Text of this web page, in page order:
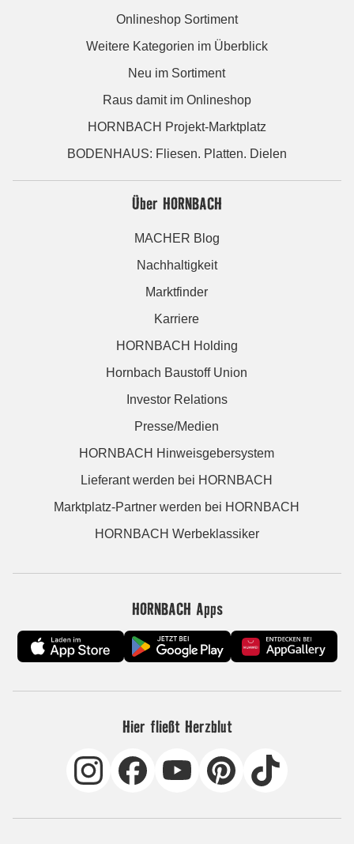
Onlineshop Sortiment
Weitere Kategorien im Überblick
Neu im Sortiment
Raus damit im Onlineshop
HORNBACH Projekt-Marktplatz
BODENHAUS: Fliesen. Platten. Dielen
Über HORNBACH
MACHER Blog
Nachhaltigkeit
Marktfinder
Karriere
HORNBACH Holding
Hornbach Baustoff Union
Investor Relations
Presse/Medien
HORNBACH Hinweisgebersystem
Lieferant werden bei HORNBACH
Marktplatz-Partner werden bei HORNBACH
HORNBACH Werbeklassiker
HORNBACH Apps
Hier fließt Herzblut